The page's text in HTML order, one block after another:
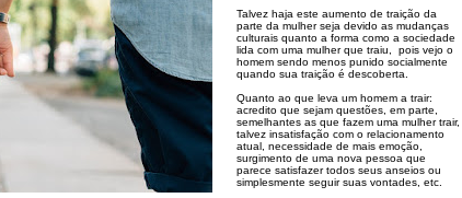
Talvez haja este aumento de traição da
parte da mulher seja devido as mudanças
culturais quanto a forma como a sociedade
lida com uma mulher que traiu, pois vejo o
homem sendo menos punido socialmente
quando sua traição é descoberta.
Quanto ao que leva um homem a trair:
acredito que sejam questões, em parte,
semelhantes as que fazem uma mulher trair,
talvez insatisfação com o relacionamento
atual, necessidade de mais emoção,
surgimento de uma nova pessoa que
parece satisfazer todos seus anseios ou
simplesmente seguir suas vontades, etc.